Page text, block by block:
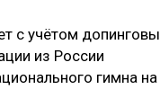
с учётом
из России
гимна на